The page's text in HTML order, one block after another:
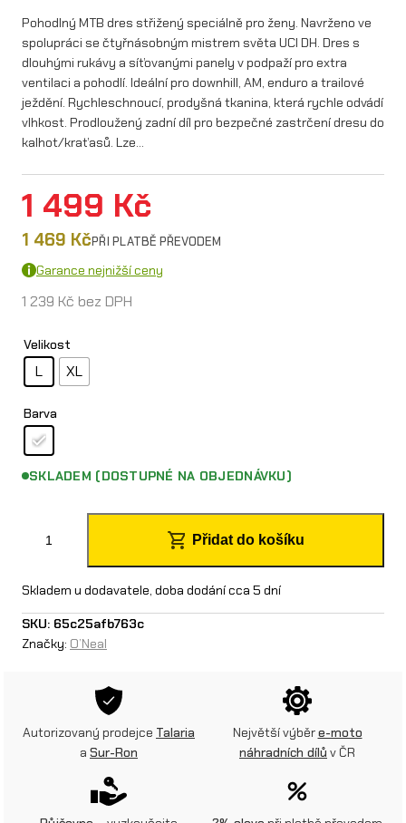
Pohodlný MTB dres střižený speciálně pro ženy. Navrženo ve
spolupráci se čtyřnásobným mistrem světa UCI DH. Dres s
dlouhými rukávy a síťovanými panely v podpaží pro extra
ventilaci a pohodlí. Ideální pro downhill, AM, enduro a trailové
ježdění. Rychleschnoucí, prodyšná tkanina, která rychle odvádí
vlhkost. Prodloužený zadní díl pro bezpečné zastrčení dresu do
kalhot/kraťasů. Lze…
1 499 Kč
1 469 KčPŘI PLATBĚ PŘEVODEM
Garance nejnižší ceny
1 239 Kč bez DPH
Velikost
L XL
Barva
SKLADEM (DOSTUPNÉ NA OBJEDNÁVKU)
N
e
a
Přidat do košíku
Skladem u dodavatele, doba dodání cca 5 dní
SKU: 65c25afb763c
Značky: O’Neal
Autorizovaný prodejce Talaria
a Sur-Ron
Největší výběre-moto
náhradních dílů v ČR